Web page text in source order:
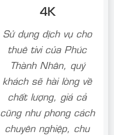
4K
Sử dụng dịch vụ cho
thuê tivi của Phúc
Thành Nhân, quý
khách sẽ hài lòng về
chất lượng, giá cả
cũng như phong cách
chuyên nghiệp, chu